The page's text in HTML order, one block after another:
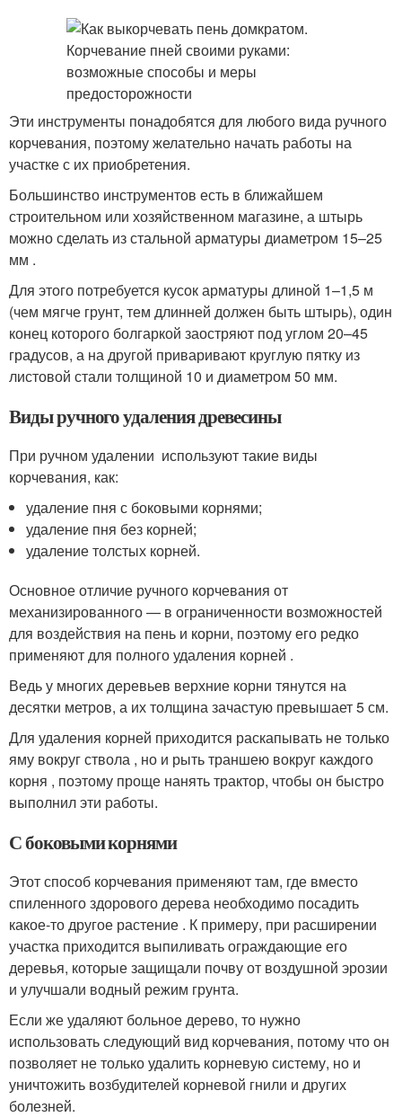
Эти инструменты понадобятся для любого вида ручного
корчевания, поэтому желательно начать работы на
участке с их приобретения.
Большинство инструментов есть в ближайшем
строительном или хозяйственном магазине, а штырь
можно сделать из стальной арматуры диаметром 15–25
мм .
Для этого потребуется кусок арматуры длиной 1–1,5 м
(чем мягче грунт, тем длинней должен быть штырь), один
конец которого болгаркой заостряют под углом 20–45
градусов, а на другой приваривают круглую пятку из
листовой стали толщиной 10 и диаметром 50 мм.
Виды ручного удаления древесины
При ручном удалении используют такие виды
корчевания, как:
удаление пня с боковыми корнями;
удаление пня без корней;
удаление толстых корней.
Основное отличие ручного корчевания от
механизированного — в ограниченности возможностей
для воздействия на пень и корни, поэтому его редко
применяют для полного удаления корней .
Ведь у многих деревьев верхние корни тянутся на
десятки метров, а их толщина зачастую превышает 5 см.
Для удаления корней приходится раскапывать не только
яму вокруг ствола , но и рыть траншею вокруг каждого
корня , поэтому проще нанять трактор, чтобы он быстро
выполнил эти работы.
С боковыми корнями
Этот способ корчевания применяют там, где вместо
спиленного здорового дерева необходимо посадить
какое-то другое растение . К примеру, при расширении
участка приходится выпиливать ограждающие его
деревья, которые защищали почву от воздушной эрозии
и улучшали водный режим грунта.
Если же удаляют больное дерево, то нужно
использовать следующий вид корчевания, потому что он
позволяет не только удалить корневую систему, но и
уничтожить возбудителей корневой гнили и других
болезней.